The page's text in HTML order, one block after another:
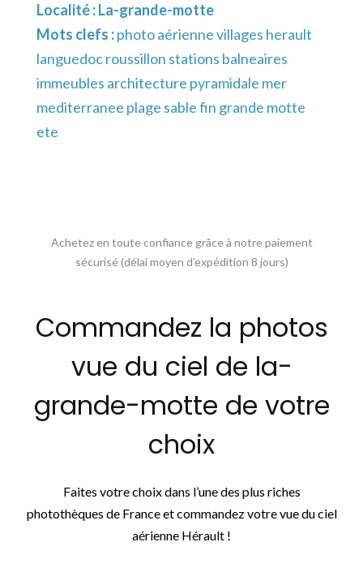
Localité :La-grande-motte
Mots clefs :photo aérienne villages herault
languedoc roussillon stations balneaires
immeubles architecture pyramidale mer
mediterranee plage sable fin grande motte
ete
Achetez en toute confiance grâce à notre paiement
sécurisé (délai moyen d’expédition 8 jours)
Commandez la photos
vue du ciel de la-
grande-motte de votre
choix
Faites votre choix dans l’une des plus riches
photothèques de France et commandez votre vue du ciel
aérienne Hérault !